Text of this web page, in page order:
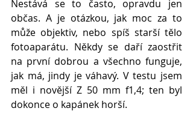
Nestává se to často, opravdu jen
občas. A je otázkou, jak moc za to
může objektiv, nebo spíš starší tělo
fotoaparátu. Někdy se daří zaostřit
na první dobrou a všechno funguje,
jak má, jindy je váhavý. V testu jsem
měl i novější Z 50 mm f1,4; ten byl
dokonce o kapánek horší.